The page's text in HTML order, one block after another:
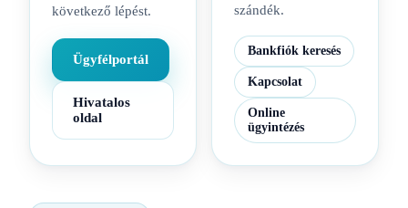
következő lépést.
Ügyfélportál
Hivatalos
oldal
szándék.
Bankfiók keresés
Kapcsolat
Online
ügyintézés